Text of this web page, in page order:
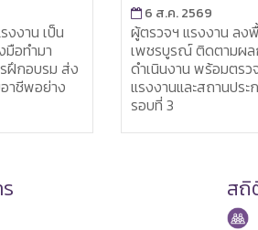
จฯ แรงงาน ลงพื้นที่
บูรณ์ ติดตามผลการ
นงาน พร้อมตรวจเยี่ยม
านและสถานประกอบการ
ผู้ตรวจรา
ลงพื้นที่พั
ออกใบอ
ต่างด้าว
สถิ